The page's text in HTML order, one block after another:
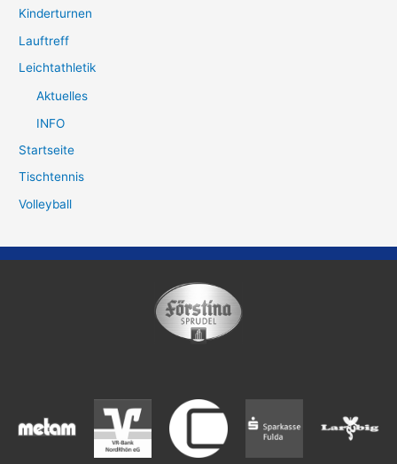
Kinderturnen
Lauftreff
Leichtathletik
Aktuelles
INFO
Startseite
Tischtennis
Volleyball